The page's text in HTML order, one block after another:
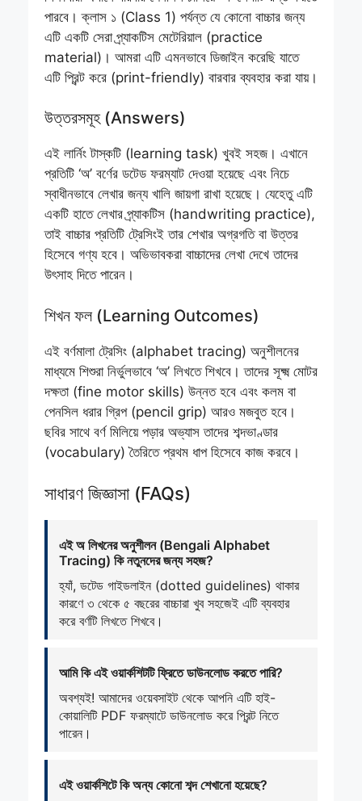
পারবে। ক্লাস ১ (Class 1) পর্যন্ত যে কোনো বাচ্চার জন্য
এটি একটি সেরা প্র্যাকটিস মেটেরিয়াল (practice
material)। আমরা এটি এমনভাবে ডিজাইন করেছি যাতে
এটি প্রিন্ট করে (print-friendly) বারবার ব্যবহার করা যায়।
উত্তরসমূহ (Answers)
এই লার্নিং টাস্কটি (learning task) খুবই সহজ। এখানে
প্রতিটি ‘অ’ বর্ণের ডটেড ফরম্যাট দেওয়া হয়েছে এবং নিচে
স্বাধীনভাবে লেখার জন্য খালি জায়গা রাখা হয়েছে। যেহেতু এটি
একটি হাতে লেখার প্র্যাকটিস (handwriting practice),
তাই বাচ্চার প্রতিটি ট্রেসিংই তার শেখার অগ্রগতি বা উত্তর
হিসেবে গণ্য হবে। অভিভাবকরা বাচ্চাদের লেখা দেখে তাদের
উৎসাহ দিতে পারেন।
শিখন ফল (Learning Outcomes)
এই বর্ণমালা ট্রেসিং (alphabet tracing) অনুশীলনের
মাধ্যমে শিশুরা নির্ভুলভাবে ‘অ’ লিখতে শিখবে। তাদের সূক্ষ্ম মোটর
দক্ষতা (fine motor skills) উন্নত হবে এবং কলম বা
পেনসিল ধরার গ্রিপ (pencil grip) আরও মজবুত হবে।
ছবির সাথে বর্ণ মিলিয়ে পড়ার অভ্যাস তাদের শব্দভাণ্ডার
(vocabulary) তৈরিতে প্রথম ধাপ হিসেবে কাজ করবে।
সাধারণ জিজ্ঞাসা (FAQs)
এই অ লিখনের অনুশীলন (Bengali Alphabet
Tracing) কি নতুনদের জন্য সহজ?
হ্যাঁ, ডটেড গাইডলাইন (dotted guidelines) থাকার
কারণে ৩ থেকে ৫ বছরের বাচ্চারা খুব সহজেই এটি ব্যবহার
করে বর্ণটি লিখতে শিখবে।
আমি কি এই ওয়ার্কশিটটি ফ্রিতে ডাউনলোড করতে পারি?
অবশ্যই! আমাদের ওয়েবসাইট থেকে আপনি এটি হাই-
কোয়ালিটি PDF ফরম্যাটে ডাউনলোড করে প্রিন্ট নিতে
পারেন।
এই ওয়ার্কশিটে কি অন্য কোনো শব্দ শেখানো হয়েছে?